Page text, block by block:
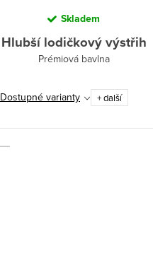
Skladem
Hlubší lodičkový výstřih
Prémiová bavlna
Dostupné varianty + další